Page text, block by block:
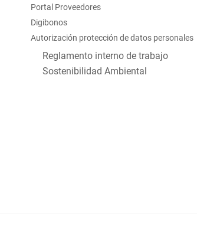
Portal Proveedores
Digibonos
Autorización protección de datos personales
Reglamento interno de trabajo
Sostenibilidad Ambiental